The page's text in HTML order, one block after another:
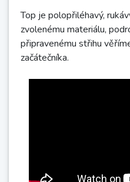
Top je polopřiléhavý,
zvolenému materiálu,
připravenému střihu
začátečníka.